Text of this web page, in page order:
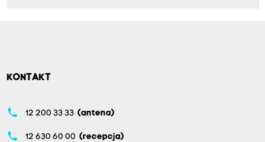
KONTAKT
phone 12 200 33 33 (antena)
phone 12 630 60 00 (recepcja)